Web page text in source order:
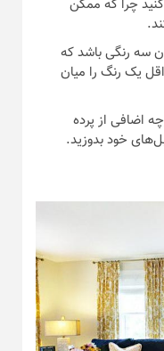
چرا که ممکن
سه رنگی باشد که
یک رنگ را میان
اضافی از پرده
خود بدوزید.